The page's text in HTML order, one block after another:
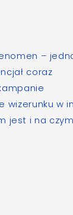
–
coraz
wizerunku w
jest i na czym